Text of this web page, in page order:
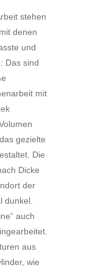
stehen
denen
und
Das sind
mit
gezielte
Die
Dicke
der
dunkel.
auch
aus
wie